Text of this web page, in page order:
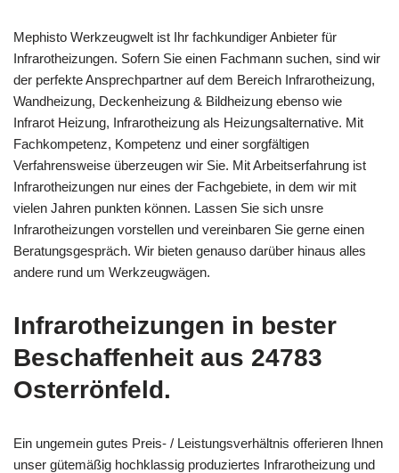
Mephisto Werkzeugwelt ist Ihr fachkundiger Anbieter für
Infrarotheizungen. Sofern Sie einen Fachmann suchen, sind wir
der perfekte Ansprechpartner auf dem Bereich Infrarotheizung,
Wandheizung, Deckenheizung & Bildheizung ebenso wie
Infrarot Heizung, Infrarotheizung als Heizungsalternative. Mit
Fachkompetenz, Kompetenz und einer sorgfältigen
Verfahrensweise überzeugen wir Sie. Mit Arbeitserfahrung ist
Infrarotheizungen nur eines der Fachgebiete, in dem wir mit
vielen Jahren punkten können. Lassen Sie sich unsre
Infrarotheizungen vorstellen und vereinbaren Sie gerne einen
Beratungsgespräch. Wir bieten genauso darüber hinaus alles
andere rund um Werkzeugwägen.
Infrarotheizungen in bester
Beschaffenheit aus 24783
Osterrönfeld.
Ein ungemein gutes Preis- / Leistungsverhältnis offerieren Ihnen
unser gütemäßig hochklassig produziertes Infrarotheizung und